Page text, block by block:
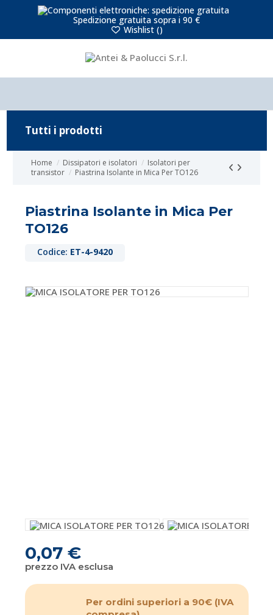
Spedizione gratuita sopra i 90 €
Wishlist ()
Home Dissipatori e isolatori
Isolatori per
transistor
Piastrina Isolante in Mica Per TO126
Piastrina Isolante in Mica Per
TO126
Codice: ET-4-9420
0,07 €
prezzo IVA esclusa
Per ordini superiori a 90€ (IVA
Tutti i prodotti